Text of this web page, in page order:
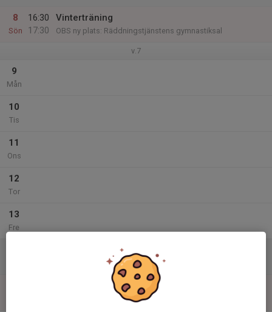
8
Sön
16:30
17:30
Vinterträning
OBS ny plats: Räddningstjänstens gymnastiksal
v.7
9
Mån
10
Tis
11
Ons
12
Tor
13
Fre
INSTÄLLD träning 15/2
OBS ny plats: Räddningstjänstens gymnastiksal